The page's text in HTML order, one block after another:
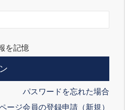
を記憶
パスワードを忘れた場合
ージ会員の登録申請（新規）